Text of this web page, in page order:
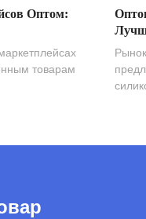
Оптом:
товарам